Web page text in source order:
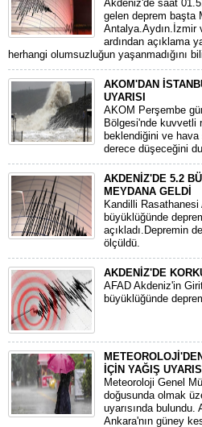
Akdeniz'de saat
gelen deprem başta
Antalya.Aydın.İzmir
ardından açıklama
herhangi olumsuzluğun yaşanmadığını
AKOM'DAN
UYARISI
AKOM Perşembe
Bölgesi'nde kuvvetli
beklendiğini ve hava
derece düşeceğini
AKDENİZ'DE 5.2
MEYDANA GELDİ
Kandilli
büyüklüğünde
açıkladı.Depremin
ölçüldü.
AKDENİZ'DE
AFAD Akdeniz'in
büyüklüğünde
İÇİN YAĞIŞ UYARISI
Meteoroloji Genel
doğusunda olmak
uyarısında
Ankara'nın güney